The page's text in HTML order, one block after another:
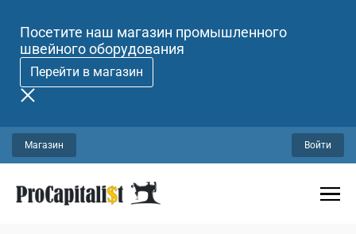
Посетите наш магазин промышленного
швейного оборудования
Перейти в магазин
Магазин Войти